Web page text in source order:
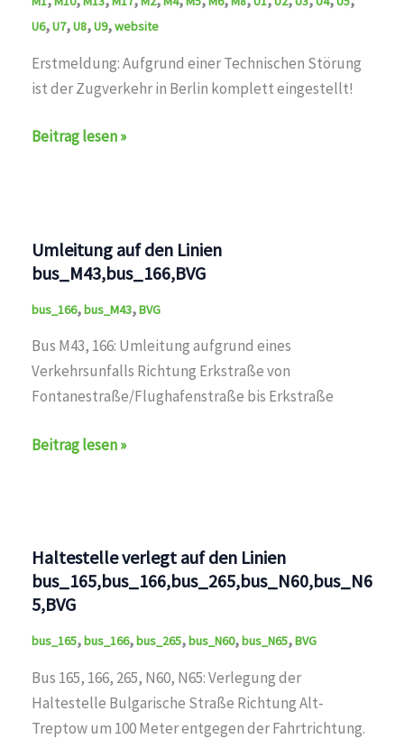
U6,U7,U8,U9,website
Erstmeldung: Aufgrund einer Technischen Störung
ist der Zugverkehr in Berlin komplett eingestellt!
auf
Beitrag lesen »
Umleitung auf den Linien
bus_M43,bus_166,BVG
bus_166,bus_M43,BVG
Bus M43, 166: Umleitung aufgrund eines
Verkehrsunfalls Richtung Erkstraße von
Fontanestraße/Flughafenstraße bis Erkstraße
Umleitung
Beitrag lesen »
Haltestelle verlegt auf den Linien
bus_165,bus_166,bus_265,bus_N60,bus_N6
5,BVG
bus_165, bus_166, bus_265, bus_N60, bus_N65,BVG
Bus 165, 166, 265, N60, N65: Verlegung der
Haltestelle Bulgarische Straße Richtung Alt-
Treptow um 100 Meter entgegen der Fahrtrichtung.